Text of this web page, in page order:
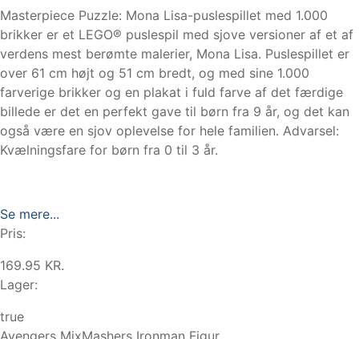
Masterpiece Puzzle: Mona Lisa-puslespillet med 1.000
brikker er et LEGO® puslespil med sjove versioner af et af
verdens mest berømte malerier, Mona Lisa. Puslespillet er
over 61 cm højt og 51 cm bredt, og med sine 1.000
farverige brikker og en plakat i fuld farve af det færdige
billede er det en perfekt gave til børn fra 9 år, og det kan
også være en sjov oplevelse for hele familien. Advarsel:
Kvælningsfare for børn fra 0 til 3 år.
Se mere...
Pris:
169.95 KR.
Lager:
true